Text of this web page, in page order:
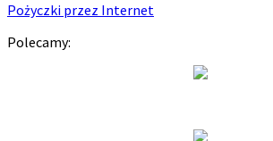
Pożyczki przez Internet
Polecamy: